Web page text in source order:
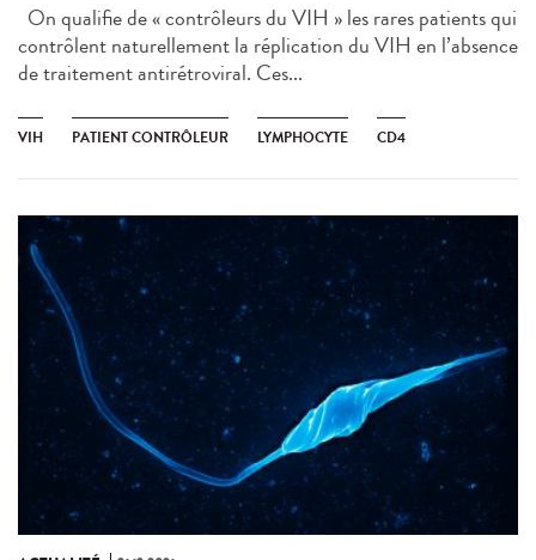
On qualifie de « contrôleurs du VIH » les rares patients qui
contrôlent naturellement la réplication du VIH en l’absence
de traitement antirétroviral. Ces...
VIH PATIENT CONTRÔLEUR LYMPHOCYTE CD4